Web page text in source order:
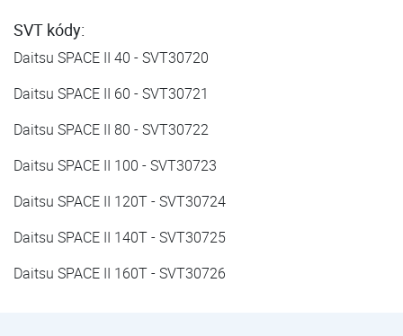
SVT kódy:
Daitsu SPACE II 40 - SVT30720
Daitsu SPACE II 60 - SVT30721
Daitsu SPACE II 80 - SVT30722
Daitsu SPACE II 100 - SVT30723
Daitsu SPACE II 120T - SVT30724
Daitsu SPACE II 140T - SVT30725
Daitsu SPACE II 160T - SVT30726